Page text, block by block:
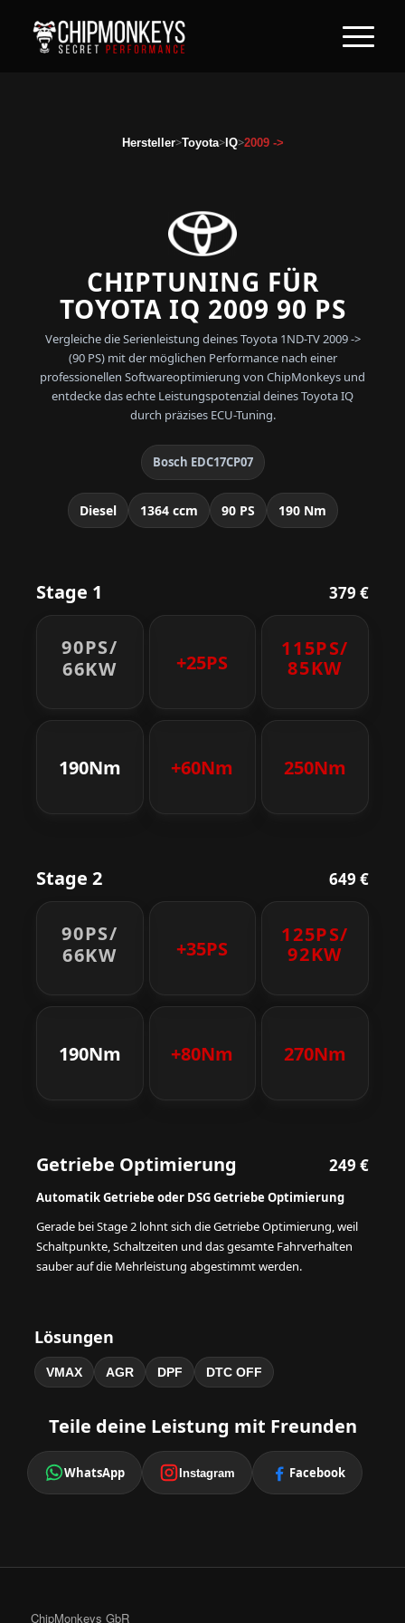
Hersteller>Toyota>IQ>2009 ->
CHIPTUNING FÜR
TOYOTA IQ 2009 90 PS
Vergleiche die Serienleistung deines Toyota 1ND-TV 2009 ->
(90 PS) mit der möglichen Performance nach einer
professionellen Softwareoptimierung von ChipMonkeys und
entdecke das echte Leistungspotenzial deines Toyota IQ
durch präzises ECU-Tuning.
Bosch EDC17CP07
Diesel 1364 ccm 90 PS 190 Nm
Stage 1 379 €
90PS/
66KW
+25PS
115PS/
85KW
190Nm +60Nm 250Nm
Stage 2 649 €
90PS/
66KW
+35PS
125PS/
92KW
190Nm +80Nm 270Nm
Getriebe Optimierung 249 €
Automatik Getriebe oder DSG Getriebe Optimierung
Gerade bei Stage 2 lohnt sich die Getriebe Optimierung, weil
Schaltpunkte, Schaltzeiten und das gesamte Fahrverhalten
sauber auf die Mehrleistung abgestimmt werden.
Lösungen
VMAX AGR DPF DTC OFF
Teile deine Leistung mit Freunden
WhatsApp Instagram Facebook
ChipMonkeys GbR